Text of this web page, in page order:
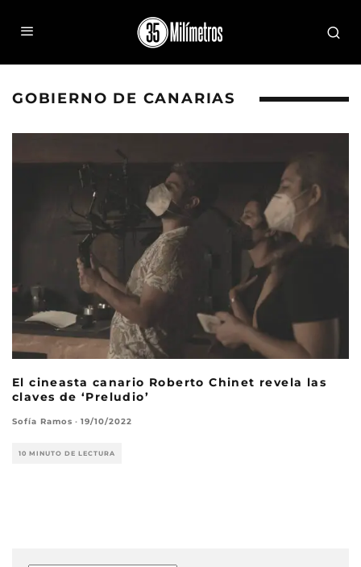
GOBIERNO DE CANARIAS
El cineasta canario Roberto Chinet revela las
claves de ‘Preludio’
Sofía Ramos · 19/10/2022
10 MINUTO DE LECTURA